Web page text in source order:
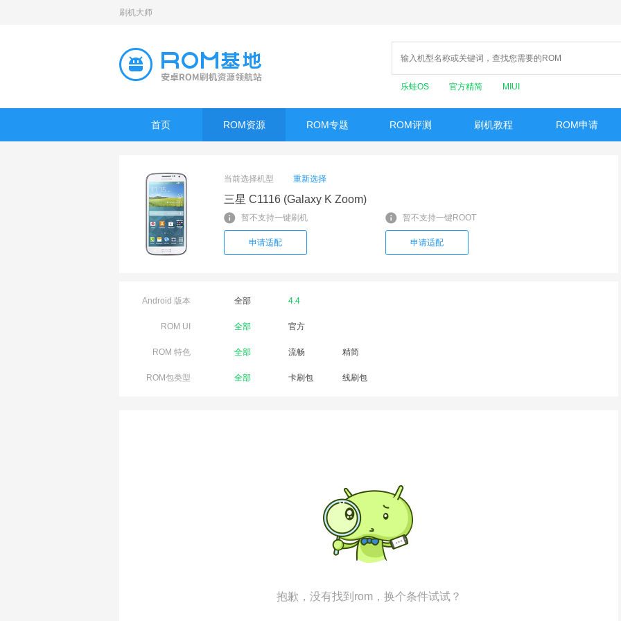
刷机大师
乐蛙OS 官方精简 MIUI
首页 ROM资源 ROM专题 ROM评测 刷机教程 ROM申请
当前选择机型 重新选择
三星 C1116 (Galaxy K Zoom)
暂不支持一键刷机
申请适配
暂不支持一键ROOT
申请适配
Android 版本 全部 4.4
ROM UI 全部 官方
ROM 特色 全部 流畅 精简
ROM包类型 全部 卡刷包 线刷包
抱歉，没有找到rom，换个条件试试？